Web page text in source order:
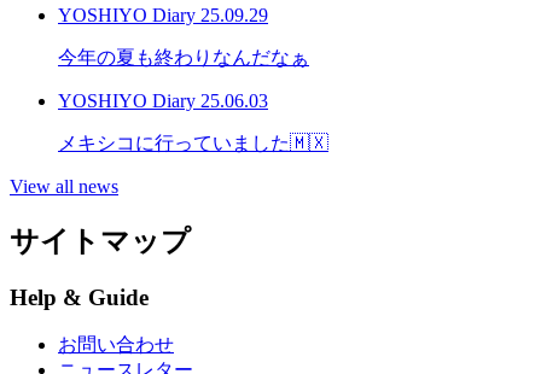
YOSHIYO Diary 25.09.29
今年の夏も終わりなんだなぁ
YOSHIYO Diary 25.06.03
メキシコに行っていました🇲🇽
View all news
サイトマップ
Help & Guide
お問い合わせ